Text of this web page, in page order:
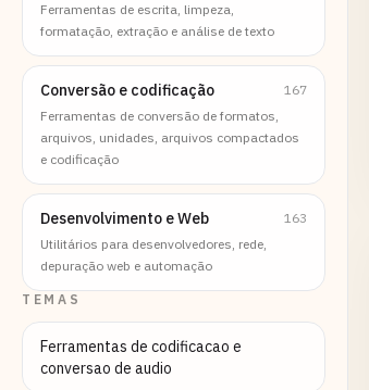
Ferramentas de escrita, limpeza,
formatação, extração e análise de texto
Conversão e codificação
167
Ferramentas de conversão de formatos,
arquivos, unidades, arquivos compactados
e codificação
Desenvolvimento e Web
163
Utilitários para desenvolvedores, rede,
depuração web e automação
TEMAS
Ferramentas de codificacao e
conversao de audio